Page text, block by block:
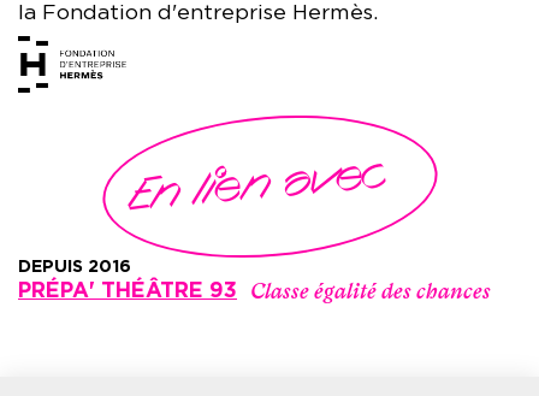
la Fondation d'entreprise Hermès.
En lien avec
DEPUIS 2016
PRÉPA' THÉÂTRE 93 Classe égalité des chances